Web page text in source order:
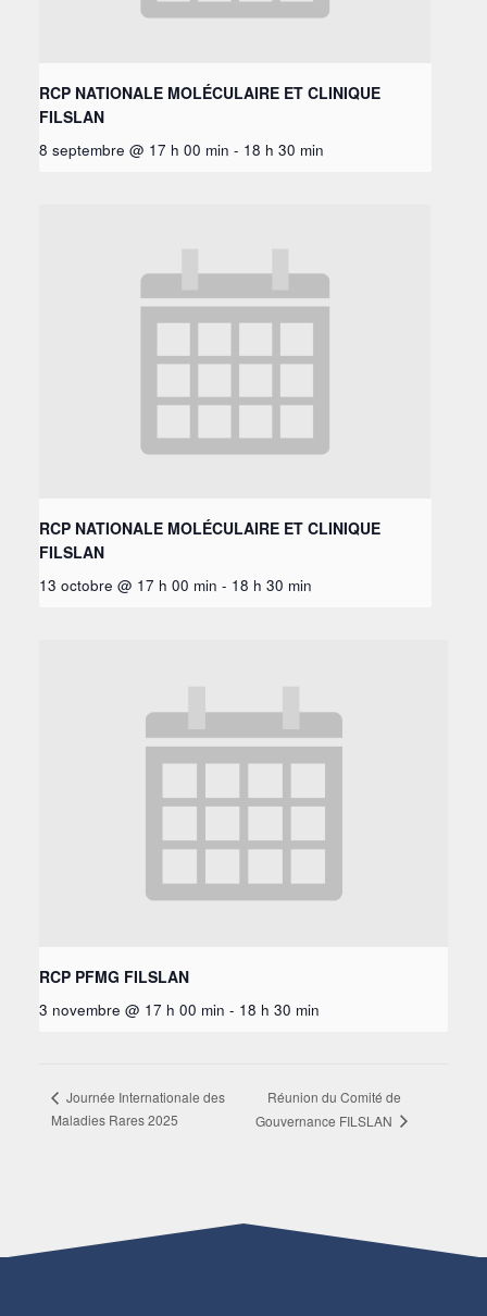
RCP NATIONALE MOLÉCULAIRE ET CLINIQUE
FILSLAN
8 septembre @ 17 h 00 min - 18 h 30 min
RCP NATIONALE MOLÉCULAIRE ET CLINIQUE
FILSLAN
13 octobre @ 17 h 00 min - 18 h 30 min
RCP PFMG FILSLAN
3 novembre @ 17 h 00 min - 18 h 30 min
Journée Internationale des
Maladies Rares 2025
Réunion du Comité de
Gouvernance FILSLAN